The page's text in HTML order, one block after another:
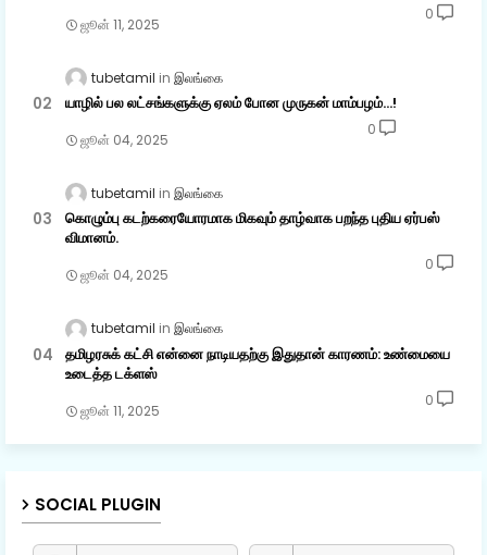
ஜூன் 11, 2025
0
tubetamil இலங்கை
யாழில் பல லட்சங்களுக்கு ஏலம் போன முருகன் மாம்பழம்...!
ஜூன் 04, 2025
0
tubetamil இலங்கை
கொழும்பு கடற்கரையோரமாக மிகவும் தாழ்வாக பறந்த புதிய ஏர்பஸ்
விமானம்.
ஜூன் 04, 2025
0
tubetamil இலங்கை
தமிழரசுக் கட்சி என்னை நாடியதற்கு இதுதான் காரணம்: உண்மையை
உடைத்த டக்ளஸ்
ஜூன் 11, 2025
0
SOCIAL PLUGIN